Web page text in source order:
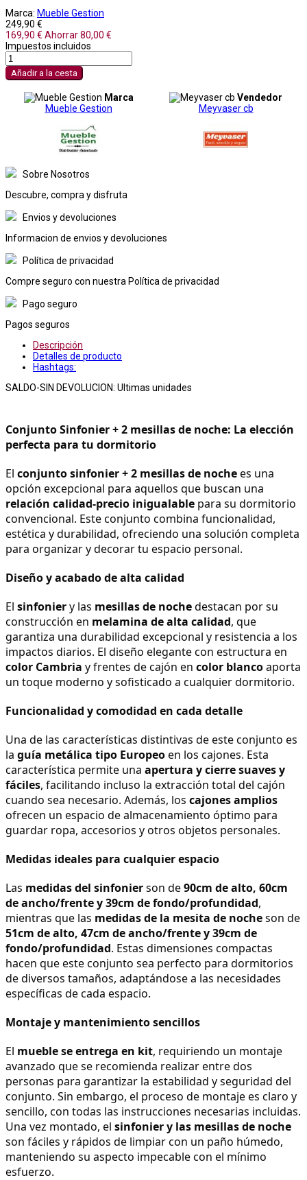
Marca: Mueble Gestion
249,90 €
169,90 € Ahorrar 80,00 €
Impuestos incluidos
Añadir a la cesta
Marca
Mueble Gestion
Vendedor
Meyvaser cb
Sobre Nosotros
Descubre, compra y disfruta
Envios y devoluciones
Informacion de envios y devoluciones
Política de privacidad
Compre seguro con nuestra Política de privacidad
Pago seguro
Pagos seguros
Descripción
Detalles de producto
Hashtags:
SALDO-SIN DEVOLUCION: Ultimas unidades
Conjunto Sinfonier + 2 mesillas de noche: La elección
perfecta para tu dormitorio
El conjunto sinfonier + 2 mesillas de noche es una
relación calidad-precio inigualable para su dormitorio
convencional. Este conjunto combina funcionalidad,
estética y durabilidad, ofreciendo una solución completa
para organizar y decorar tu espacio personal.
Diseño y acabado de alta calidad
El sinfonier y las mesillas de noche destacan por su
construcción en melamina de alta calidad, que
garantiza una durabilidad excepcional y resistencia a los
color Cambria y frentes de cajón en color blanco aporta
un toque moderno y sofisticado a cualquier dormitorio.
Funcionalidad y comodidad en cada detalle
Una de las características distintivas de este conjunto es
la guía metálica tipo Europeo en los cajones. Esta
característica permite una apertura y cierre suaves y
fáciles, facilitando incluso la extracción total del cajón
cuando sea necesario. Además, los cajones amplios
ofrecen un espacio de almacenamiento óptimo para
guardar ropa, accesorios y otros objetos personales.
Medidas ideales para cualquier espacio
Las medidas del sinfonier son de 90cm de alto, 60cm
de ancho/frente y 39cm de fondo/profundidad,
mientras que las medidas de la mesita de noche
51cm de alto, 47cm de ancho/frente y 39cm de
fondo/profundidad. Estas dimensiones compactas
hacen que este conjunto sea perfecto para dormitorios
de diversos tamaños, adaptándose a las necesidades
específicas de cada espacio.
Montaje y mantenimiento sencillos
El mueble se entrega en kit, requiriendo un montaje
avanzado que se recomienda realizar entre dos
personas para garantizar la estabilidad y seguridad del
conjunto. Sin embargo, el proceso de montaje es claro y
sencillo, con todas las instrucciones necesarias incluidas.
Una vez montado, el sinfonier y las mesillas de noche
son fáciles y rápidos de limpiar con un paño húmedo,
manteniendo su aspecto impecable con el mínimo
esfuerzo.